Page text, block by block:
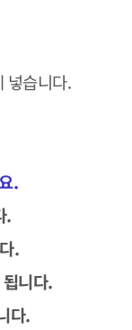
넣습니다.
.
.
.
니다.
다.